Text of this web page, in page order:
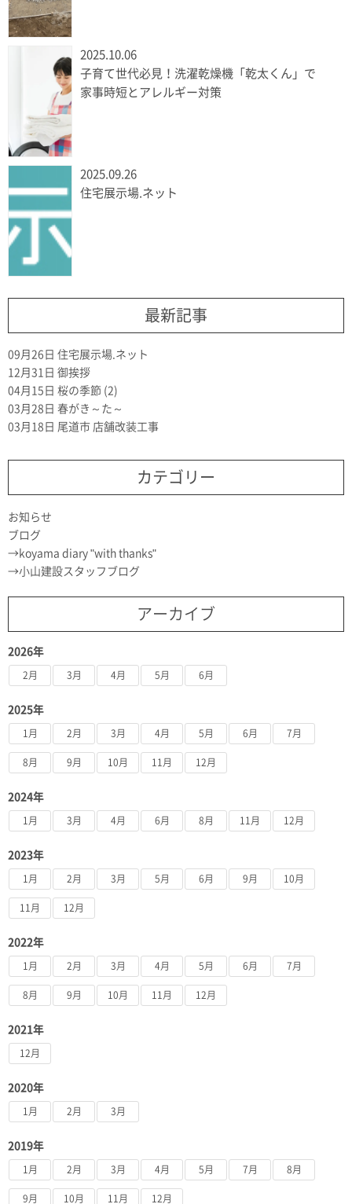
2025.10.06
子育て世代必見！洗濯乾燥機「乾太くん」で
家事時短とアレルギー対策
2025.09.26
住宅展示場.ネット
最新記事
09月26日 住宅展示場.ネット
12月31日 御挨拶
04月15日 桜の季節 (2)
03月28日 春がき～た～
03月18日 尾道市 店舗改装工事
カテゴリー
お知らせ
ブログ
koyama diary "with thanks"
小山建設スタッフブログ
アーカイブ
2026年
2月 3月 4月 5月 6月
2025年
1月 2月 3月 4月 5月 6月 7月
8月 9月 10月 11月 12月
2024年
1月 3月 4月 6月 8月 11月 12月
2023年
1月 2月 3月 5月 6月 9月 10月
11月 12月
2022年
1月 2月 3月 4月 5月 6月 7月
8月 9月 10月 11月 12月
2021年
12月
2020年
1月 2月 3月
2019年
1月 2月 3月 4月 5月 7月 8月
9月 10月 11月 12月